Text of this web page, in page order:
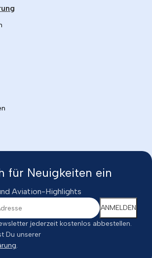
für Neuigkeiten ein
Aviation-Highlights
jederzeit kostenlos abbestellen.
Du unserer
.